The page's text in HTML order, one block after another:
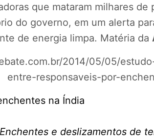
que mataram milhares de
do governo, em um alerta
de energia limpa. Matéria da
2014/05/05/
entre-responsaveis-por-
e deslizamentos de